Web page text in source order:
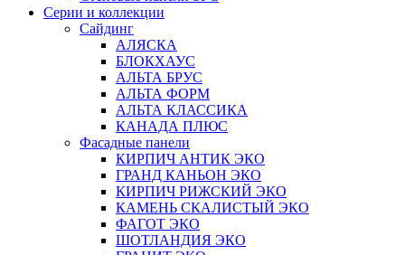
Серии и коллекции
Сайдинг
АЛЯСКА
БЛОКХАУС
АЛЬТА БРУС
АЛЬТА ФОРМ
АЛЬТА КЛАССИКА
КАНАДА ПЛЮС
Фасадные панели
КИРПИЧ АНТИК ЭКО
ГРАНД КАНЬОН ЭКО
КИРПИЧ РИЖСКИЙ ЭКО
КАМЕНЬ СКАЛИСТЫЙ ЭКО
ФАГОТ ЭКО
ШОТЛАНДИЯ ЭКО